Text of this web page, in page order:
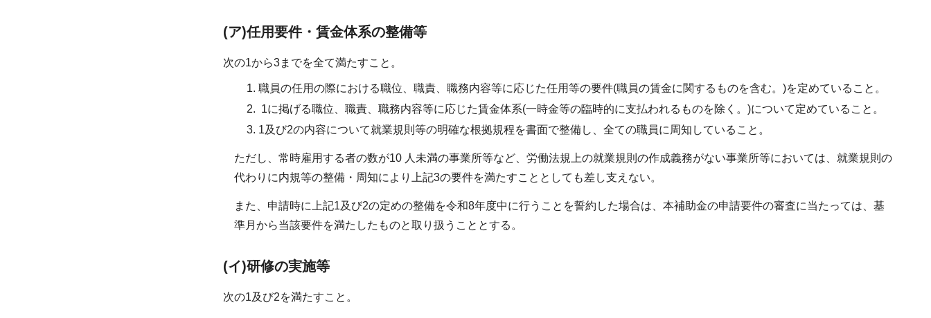
(ア)任用要件・賃金体系の整備等
次の1から3までを全て満たすこと。
職員の任用の際における職位、職責、職務内容等に応じた任用等の要件(職員の賃金に関するものを含む。)を定めていること。
1に掲げる職位、職責、職務内容等に応じた賃金体系(一時金等の臨時的に支払われるものを除く。)について定めていること。
1及び2の内容について就業規則等の明確な根拠規程を書面で整備し、全ての職員に周知していること。
ただし、常時雇用する者の数が10 人未満の事業所等など、労働法規上の就業規則の作成義務がない事業所等においては、就業規則の
代わりに内規等の整備・周知により上記3の要件を満たすこととしても差し支えない。
また、申請時に上記1及び2の定めの整備を令和8年度中に行うことを誓約した場合は、本補助金の申請要件の審査に当たっては、基
準月から当該要件を満たしたものと取り扱うこととする。
(イ)研修の実施等
次の1及び2を満たすこと。